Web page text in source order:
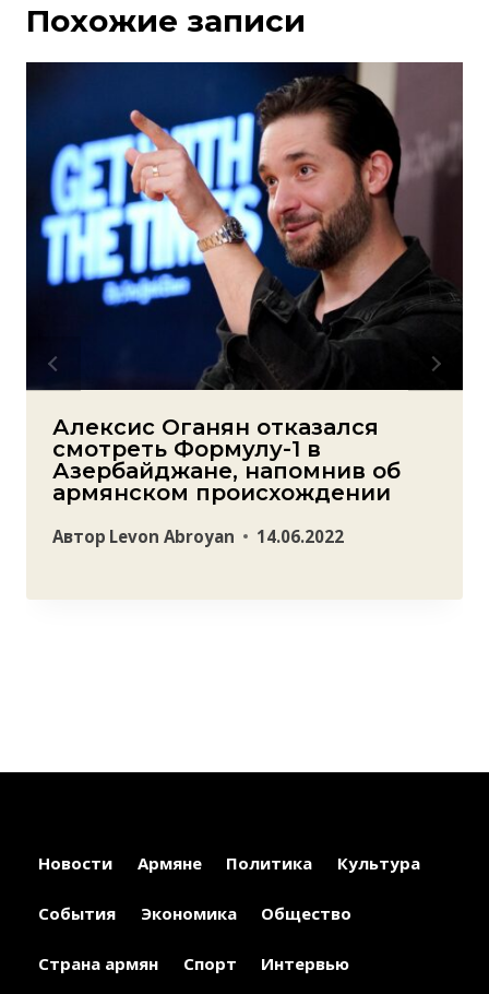
Похожие записи
Алексис Оганян отказался
смотреть Формулу-1 в
Азербайджане, напомнив об
армянском происхождении
Автор Levon Abroyan 14.06.2022
Новости Армяне Политика Культура
События Экономика Общество
Страна армян Спорт Интервью